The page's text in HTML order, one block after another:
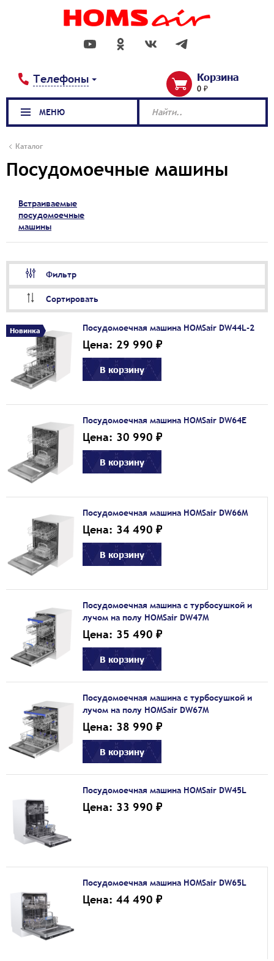
Телефоны Корзина
0 ₽
Каталог
Посудомоечные машины
Встраиваемые
посудомоечные
машины
Фильтр
Сортировать
Новинка Посудомоечная машина HOMSair DW44L-2
Цена: 29 990 ₽
В корзину
Посудомоечная машина HOMSair DW64E
Цена: 30 990 ₽
В корзину
Посудомоечная машина HOMSair DW66M
Цена: 34 490 ₽
В корзину
Посудомоечная машина с турбосушкой и
лучом на полу HOMSair DW47M
Цена: 35 490 ₽
В корзину
Посудомоечная машина с турбосушкой и
лучом на полу HOMSair DW67M
Цена: 38 990 ₽
В корзину
Посудомоечная машина HOMSair DW45L
Цена: 33 990 ₽
Посудомоечная машина HOMSair DW65L
Цена: 44 490 ₽
МЕНЮ Найти..